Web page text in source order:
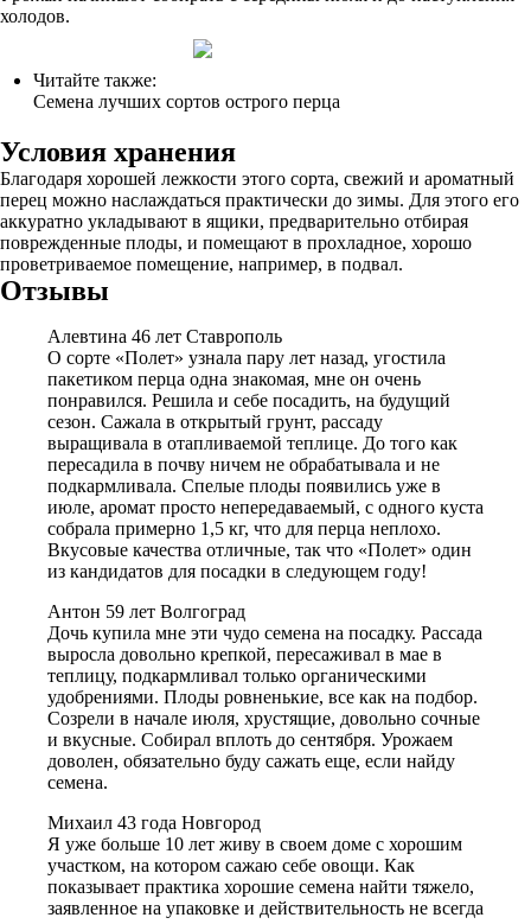
холодов.
Читайте также:
Семена лучших сортов острого перца
Условия хранения
Благодаря хорошей лежкости этого сорта, свежий и ароматный
перец можно наслаждаться практически до зимы. Для этого его
аккуратно укладывают в ящики, предварительно отбирая
поврежденные плоды, и помещают в прохладное, хорошо
проветриваемое помещение, например, в подвал.
Отзывы
Алевтина 46 лет Ставрополь
О сорте «Полет» узнала пару лет назад, угостила
пакетиком перца одна знакомая, мне он очень
понравился. Решила и себе посадить, на будущий
сезон. Сажала в открытый грунт, рассаду
выращивала в отапливаемой теплице. До того как
пересадила в почву ничем не обрабатывала и не
подкармливала. Спелые плоды появились уже в
июле, аромат просто непередаваемый, с одного куста
собрала примерно 1,5 кг, что для перца неплохо.
Вкусовые качества отличные, так что «Полет» один
из кандидатов для посадки в следующем году!
Антон 59 лет Волгоград
Дочь купила мне эти чудо семена на посадку. Рассада
выросла довольно крепкой, пересаживал в мае в
теплицу, подкармливал только органическими
удобрениями. Плоды ровненькие, все как на подбор.
Созрели в начале июля, хрустящие, довольно сочные
и вкусные. Собирал вплоть до сентября. Урожаем
доволен, обязательно буду сажать еще, если найду
семена.
Михаил 43 года Новгород
Я уже больше 10 лет живу в своем доме с хорошим
участком, на котором сажаю себе овощи. Как
показывает практика хорошие семена найти тяжело,
заявленное на упаковке и действительность не всегда